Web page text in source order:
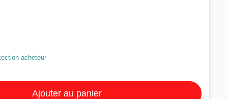
acheteur
Ajouter au panier